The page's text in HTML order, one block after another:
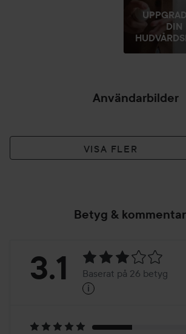
DIN
Användarbilder
VISA FLER
Betyg &
Betyg:
Baserat
3.1 Baserat på 26 betyg
i